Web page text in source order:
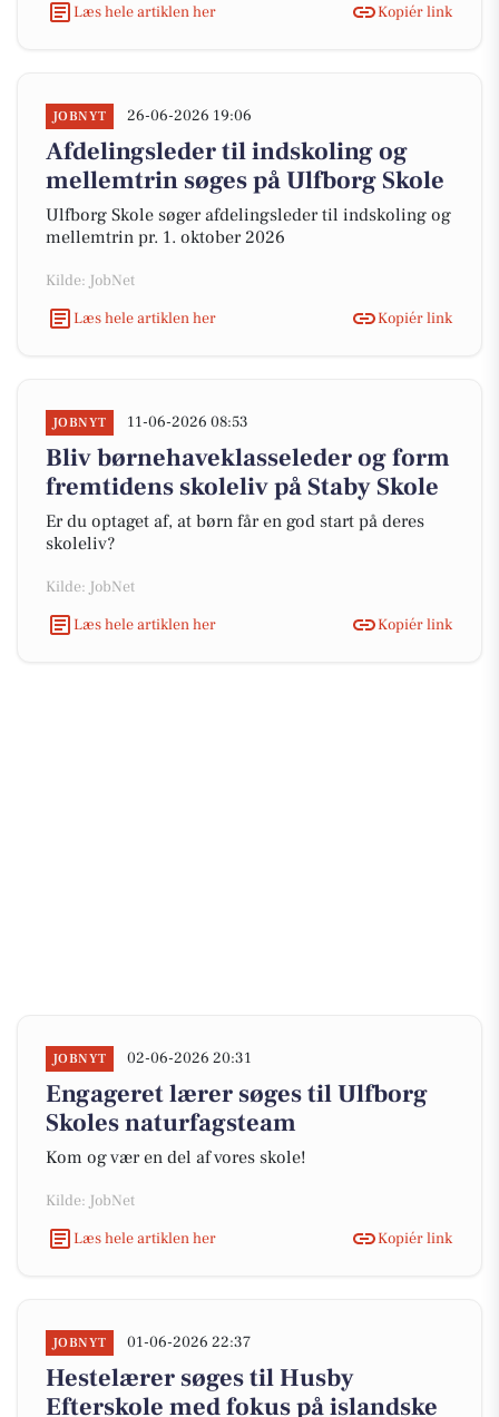
Læs hele artiklen her
Kopiér link
JOBNYT 26-06-2026 19:06
Afdelingsleder til indskoling og
mellemtrin søges på Ulfborg Skole
Ulfborg Skole søger afdelingsleder til indskoling og
mellemtrin pr. 1. oktober 2026
Kilde: JobNet
Læs hele artiklen her
Kopiér link
JOBNYT 11-06-2026 08:53
Bliv børnehaveklasseleder og form
fremtidens skoleliv på Staby Skole
Er du optaget af, at børn får en god start på deres
skoleliv?
Kilde: JobNet
Læs hele artiklen her
Kopiér link
JOBNYT 02-06-2026 20:31
Engageret lærer søges til Ulfborg
Skoles naturfagsteam
Kom og vær en del af vores skole!
Kilde: JobNet
Læs hele artiklen her
Kopiér link
JOBNYT 01-06-2026 22:37
Hestelærer søges til Husby
Efterskole med fokus på islandske